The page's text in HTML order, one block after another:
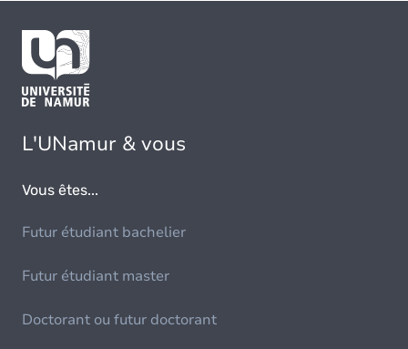
L'UNamur & vous
Vous êtes...
Futur étudiant bachelier
Futur étudiant master
Doctorant ou futur doctorant